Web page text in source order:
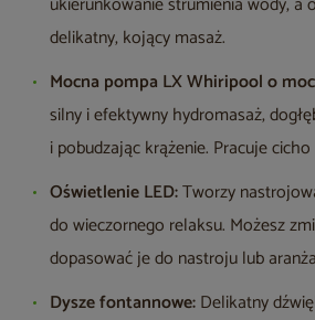
delikatny, kojący masaż.
Mocna pompa LX Whiripool o
silny i efektywny hydromasaż,
i pobudzając krążenie. Pracuje
Oświetlenie LED:Tworzy
do wieczornego relaksu. Możesz
dopasować je do nastroju lub
Dysze fontannowe:Delikatny